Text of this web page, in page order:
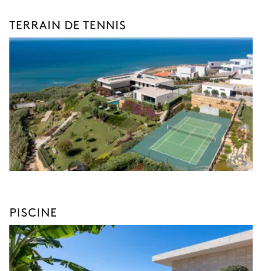
TERRAIN DE TENNIS
PISCINE